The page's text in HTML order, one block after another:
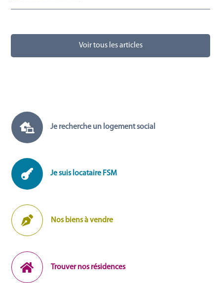
Voir tous les articles
 Je recherche un logement social
 Je suis locataire FSM
 Nos biens à vendre
 Trouver nos résidences